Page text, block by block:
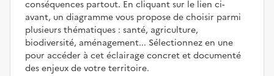
conséquences partout. En cliquant sur le lien ci-
avant, un diagramme vous propose de choisir parmi
plusieurs thématiques : santé, agriculture,
biodiversité, aménagement... Sélectionnez en une
pour accéder à cet éclairage concret et documenté
des enjeux de votre territoire.